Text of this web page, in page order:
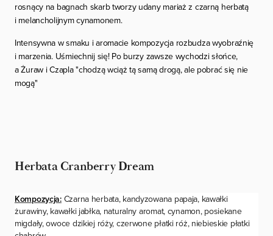
rosnący na bagnach skarb tworzy udany mariaż z czarną herbatą
i melancholijnym cynamonem.
Intensywna w smaku i aromacie kompozycja rozbudza wyobraźnię
i marzenia. Uśmiechnij się! Po burzy zawsze wychodzi słońce,
a Żuraw i Czapla"chodzą wciąż tą samą drogą, ale pobrać się nie
mogą"
Herbata Cranberry Dream
Kompozycja: Czarna herbata, kandyzowana papaja, kawałki
żurawiny, kawałki jabłka, naturalny aromat, cynamon, posiekane
migdały, owoce dzikiej róży, czerwone płatki róż, niebieskie płatki